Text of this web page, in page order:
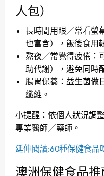
人包）
長時間用眼／常看螢
也富含），飯後食用
熬夜／常覺得疲倦：
助代謝），避免同時
腸胃保養：益生菌做
纖維。
小提醒：依個人狀況調
專業醫師／藥師。
延伸閱讀:60種保健食品
澳洲保健食品